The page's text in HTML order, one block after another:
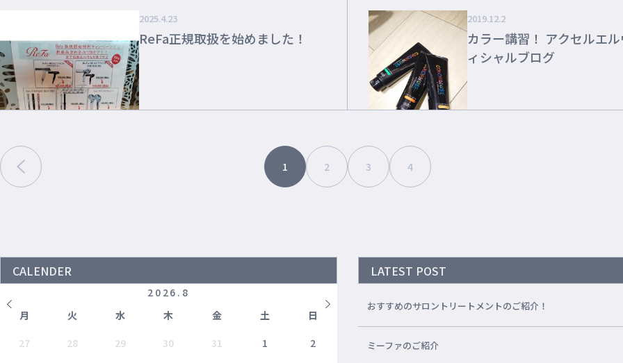
2025.4.23
ReFa正規取扱を始めました！
2019.12.2
カラー講習！ アクセルエルヴェオフ
ィシャルブログ
1 2 3 4
CALENDER
2026 . 8
月
火 水 木 金 土
日
27
28 29 30 31 1
2
LATEST POST
おすすめのサロントリートメントのご紹介！
ミーファのご紹介